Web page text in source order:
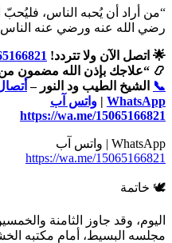
“من أراد أن يُحبه الناس، فليُحبّ
رضي الله عنه ورضي عنه
🌟 اتصل الآن ولا تتردد!
📿 “علاجك بإذن الله مضمون
📞
الشيخ الطيب ود النور –
WhatsApp
| واتس آب
https://wa.me/15065166821
WhatsApp | واتس آب
https://wa.me/15065166821
🕊️ خاتمة
اليوم، وقد جاوز الثامنة
مجلسه البسيط، أمام مكتبه